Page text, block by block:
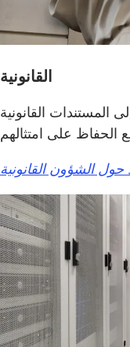
القانونية
المستندات القانونية
الشؤون القانونية